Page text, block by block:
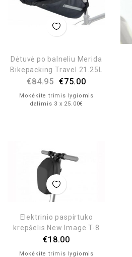
Dėtuvė po balneliu Merida
Bikepacking Travel 21.25L
€84.95 €75.00
Mokėkite trimis lygiomis
dalimis 3 x 25.00€
Elektrinio paspirtuko
krepšelis New Image T-8
€18.00
Mokėkite trimis lygiomis